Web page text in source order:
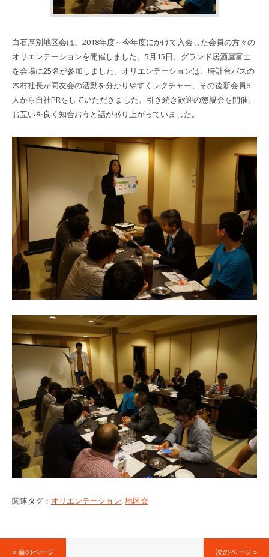
白石厚別地区会は、2018年度～今年度にかけて入会した会員の方々の
オリエンテーションを開催しました。5月15日、グランド居酒屋富士
を会場に25名が参加しました。オリエンテーションは、時計台バスの
木村社長が同友会の活動を分かりやすくレクチャー、その後新会員8
人から自社PRをしていただきました。引き続き歓迎の懇親会を開催、
お互いを良く知合おうと話が盛り上がっていました。
関連タグ： オリエンテーション 地区会
« 前のページ 次のページ »